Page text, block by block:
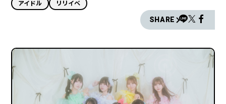
アイドル リリイベ
SHARE